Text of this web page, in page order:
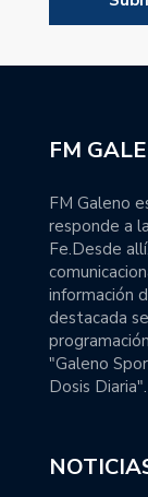
FM
FM Galeno
responde a
Fe.Desde
información
destacada
"Galeno
Dosis Diaria".